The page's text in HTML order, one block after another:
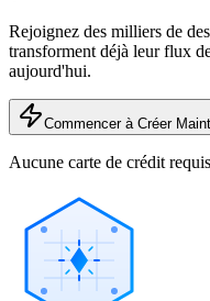
Rejoignez des milliers de
transforment déjà leur flux
aujourd'hui.
Commencer à Créer
Aucune carte de crédit